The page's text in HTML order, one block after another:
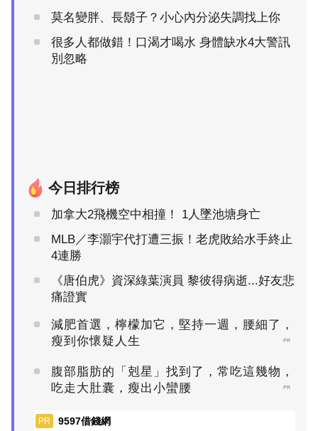
莫名變胖、長鬍子？小心內分泌失調找上你
很多人都做錯！口渴才喝水 身體缺水4大警訊
別忽略
今日排行榜
加拿大2飛機空中相撞！ 1人墜池塘身亡
MLB／李灝宇代打遭三振！老虎敗給水手終止
4連勝
《唐伯虎》資深綠葉演員 黎彼得病逝...好友悲
痛證實
減肥首選，檸檬加它，堅持一週，腰細了，
瘦到你懷疑人生
PR
腹部脂肪的「剋星」找到了，常吃這幾物，
吃走大肚囊，瘦出小蠻腰
PR
PR 9597借錢網